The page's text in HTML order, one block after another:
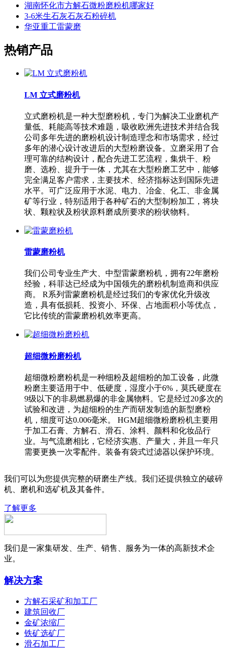
湖南怀化市方解石微粉磨粉机哪家好
3-6米生石灰石灰石粉碎机
华亚重工雷蒙磨
热销产品
LM 立式磨粉机
立式磨粉机是一种大型磨粉机，专门为解决工业磨机产
量低、耗能高等技术难题，吸收欧洲先进技术并结合我
公司多年先进的磨粉机设计制造理念和市场需求，经过
多年的潜心设计改进后的大型粉磨设备。立磨采用了合
理可靠的结构设计，配合先进工艺流程，集烘干、粉
磨、选粉、提升于一体，尤其在大型粉磨工艺中，能够
完全满足客户需求，主要技术、经济指标达到国际先进
水平。可广泛应用于水泥、电力、冶金、化工、非金属
矿等行业，特别适用于各种矿石的大型制粉加工，将块
状、颗粒状及粉状原料磨成所要求的粉状物料。
雷蒙磨粉机
我们公司专业生产大、中型雷蒙磨粉机，拥有22年磨粉
经验，科菲达已经成为中国领先的磨粉机制造商和供应
商。 R系列雷蒙磨粉机是经过我们的专家优化升级改
造，具有低损耗、投资小、环保、占地面积小等优点，
它比传统的雷蒙磨粉机效率更高。
超细微粉磨粉机
超细微粉磨粉机是一种细粉及超细粉的加工设备，此微
粉磨主要适用于中、低硬度，湿度小于6%，莫氏硬度在
9级以下的非易燃易爆的非金属物料。它是经过20多次的
试验和改进，为超细粉的生产而研发制造的新型磨粉
机，细度可达0.006毫米。 HGM超细微粉磨粉机主要用
于加工石膏、方解石、滑石、涂料、颜料和化妆品行
业。与气流磨相比，它经济实惠、产量大，并且一年只
需要更换一次零配件。装备有袋式过滤器以保护环境。
我们可以为您提供完整的研磨生产线。我们还提供独立的破碎
机、磨机和选矿机及其备件。
了解更多
我们是一家集研发、生产、销售、服务为一体的高新技术企
业。
解决方案
方解石采矿和加工厂
建筑回收厂
金矿浓缩厂
铁矿选矿厂
滑石加工厂